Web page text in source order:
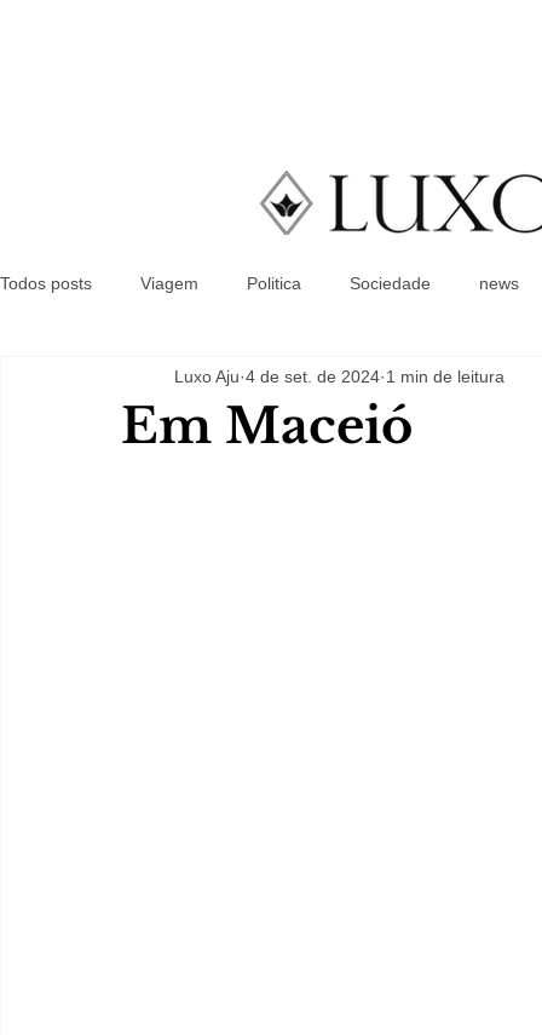
Todos posts Viagem Politica Sociedade news
Em Maceió
Luxo Aju 4 de set. de 2024 1 min de leitura